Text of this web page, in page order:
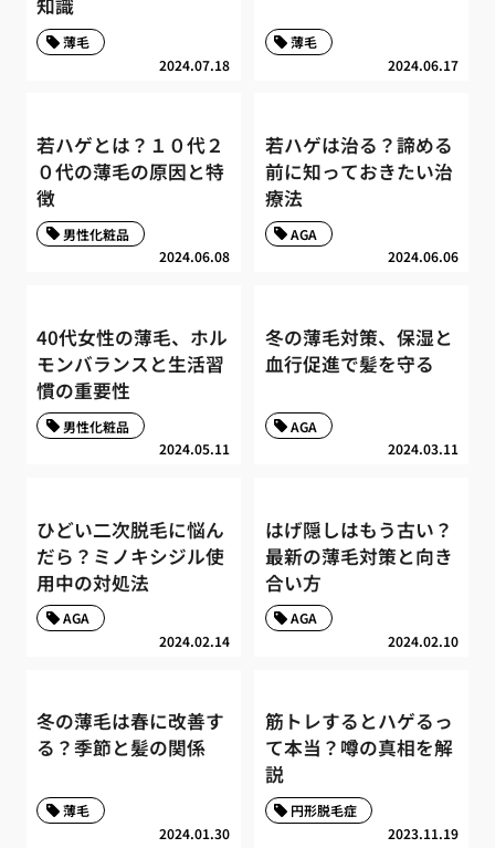
知識
2024.07.18
薄毛
2024.06.17
薄毛
若ハゲとは？１０代２
０代の薄毛の原因と特
徴
2024.06.08
男性化粧品
若ハゲは治る？諦める
前に知っておきたい治
療法
2024.06.06
AGA
40代女性の薄毛、ホル
モンバランスと生活習
慣の重要性
2024.05.11
男性化粧品
冬の薄毛対策、保湿と
血行促進で髪を守る
2024.03.11
AGA
ひどい二次脱毛に悩ん
だら？ミノキシジル使
用中の対処法
2024.02.14
AGA
はげ隠しはもう古い？
最新の薄毛対策と向き
合い方
2024.02.10
AGA
冬の薄毛は春に改善す
る？季節と髪の関係
2024.01.30
薄毛
筋トレするとハゲるっ
て本当？噂の真相を解
説
2023.11.19
円形脱毛症